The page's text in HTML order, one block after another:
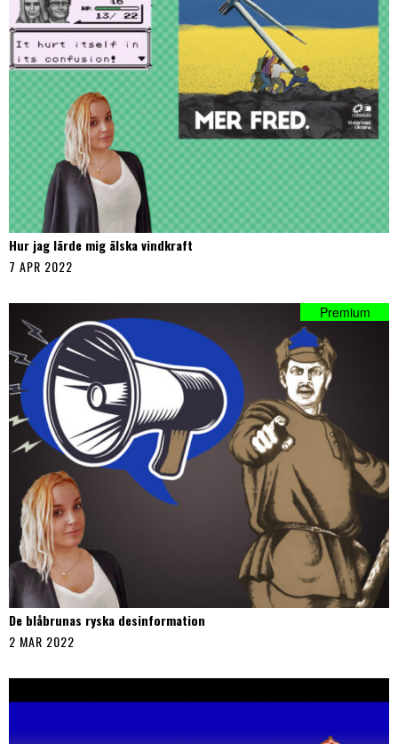
Hur jag lärde mig älska vindkraft
7 APR 2022
De blåbrunas ryska desinformation
2 MAR 2022